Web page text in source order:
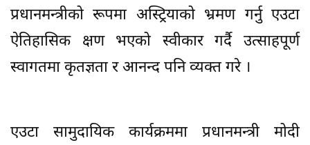
प्रधानमन्त्रीको रूपमा अस्ट्रियाको भ्रमण गर्नु एउटा
ऐतिहासिक क्षण भएको स्वीकार गर्दै उत्साहपूर्ण
स्वागतमा कृतज्ञता र आनन्द पनि व्यक्त गरे ।
एउटा सामुदायिक कार्यक्रममा प्रधानमन्त्री मोदी